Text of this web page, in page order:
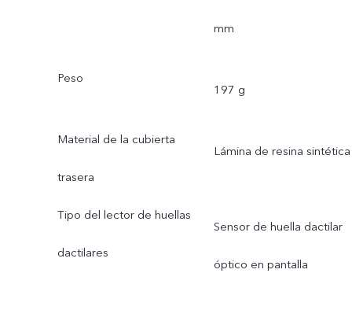
mm
Peso
197 g
Material de la cubierta
trasera
Lámina de resina sintética
Tipo del lector de huellas
dactilares
Sensor de huella dactilar
óptico en pantalla